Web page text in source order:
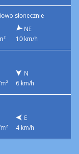
słonecznie
NE
10 km/h
N
6 km/h
E
4 km/h